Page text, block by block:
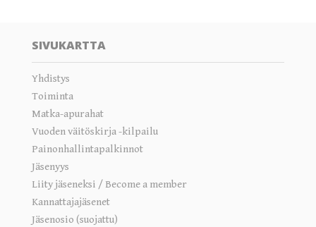
SIVUKARTTA
Yhdistys
Toiminta
Matka-apurahat
Vuoden väitöskirja -kilpailu
Painonhallintapalkinnot
Jäsenyys
Liity jäseneksi / Become a member
Kannattajajäsenet
Jäsenosio (suojattu)